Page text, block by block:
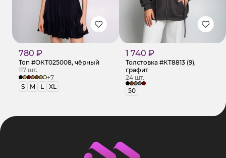
780 ₽
Топ #ОКТ025008, чёрный
117 шт.
+7
S
M L XL
1 740 ₽
Толстовка #КТ8813 (9),
графит
24 шт.
50